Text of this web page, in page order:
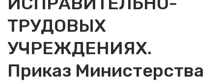
ТРУДОВЫХ
УЧРЕЖДЕНИЯХ.
Приказ Министерства